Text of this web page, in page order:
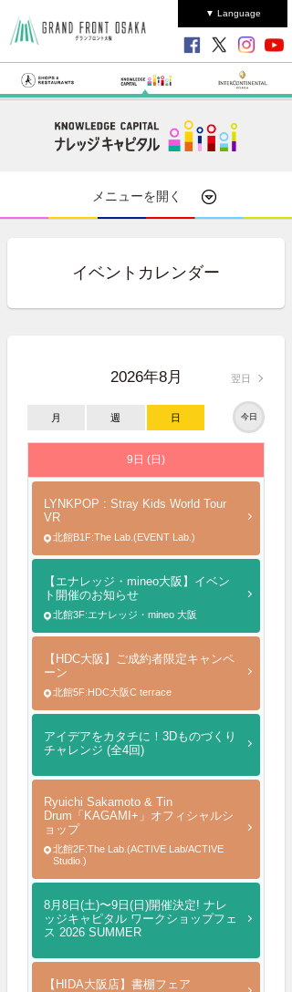
▼ Language
メニューを開く
イベントカレンダー
2026年8月 翌日
月 週 日 今日
9日 (日)
LYNKPOP : Stray Kids World Tour
VR
北館B1F:The Lab.(EVENT Lab.)
【エナレッジ・mineo大阪】イベン
ト開催のお知らせ
北館3F:エナレッジ・mineo 大阪
【HDC大阪】ご成約者限定キャンペ
ーン
北館5F:HDC大阪C terrace
アイデアをカタチに！3Dものづくり
チャレンジ (全4回)
Ryuichi Sakamoto & Tin
Drum「KAGAMI+」オフィシャルシ
ョップ
北館2F:The Lab.(ACTIVE Lab/ACTIVE
Studio.)
8月8日(土)〜9日(日)開催決定! ナレ
ッジキャピタル ワークショップフェ
ス 2026 SUMMER
【HIDA大阪店】書棚フェア